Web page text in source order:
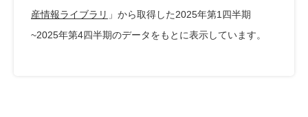
産情報ライブラリ 」から取得した2025年第1四半期
~2025年第4四半期のデータをもとに表示しています。